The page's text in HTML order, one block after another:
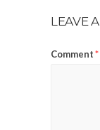
LEAVE
Comment*